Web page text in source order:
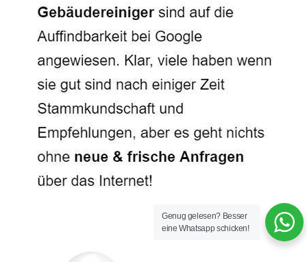
Genug gelesen? Besser
eine Whatsapp schicken!